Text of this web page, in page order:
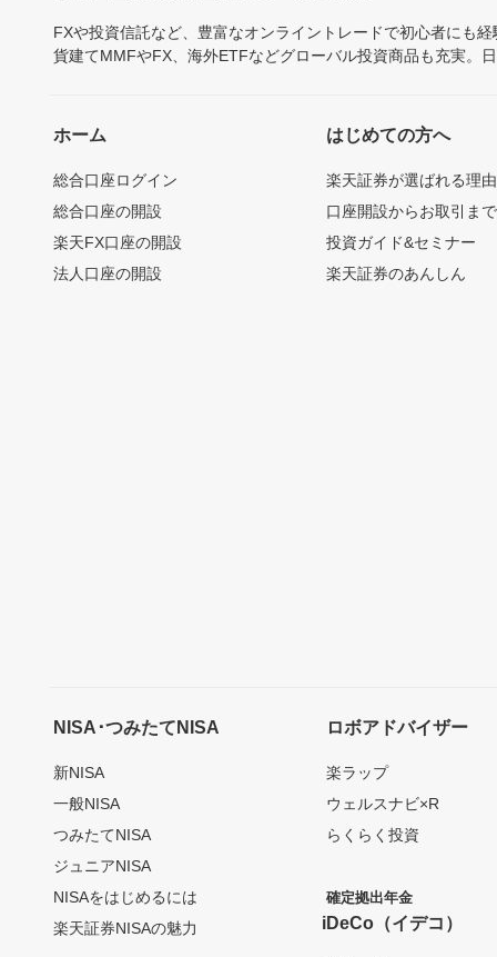
FXや投資信託など、豊富なオンライントレードで初心者にも
貨建てMMFやFX、海外ETFなどグローバル投資商品も充実。
ホーム
総合口座ログイン
総合口座の開設
楽天FX口座の開設
法人口座の開設
はじめての方へ
楽天証券が選ばれる理由
口座開設からお取引ま
投資ガイド&セミナー
楽天証券のあんしん
NISA･つみたてNISA
新NISA
一般NISA
つみたてNISA
ジュニアNISA
NISAをはじめるには
楽天証券NISAの魅力
ロボアドバイザー
楽ラップ
ウェルスナビ×R
らくらく投資
確定拠出年金
iDeCo（イデコ）